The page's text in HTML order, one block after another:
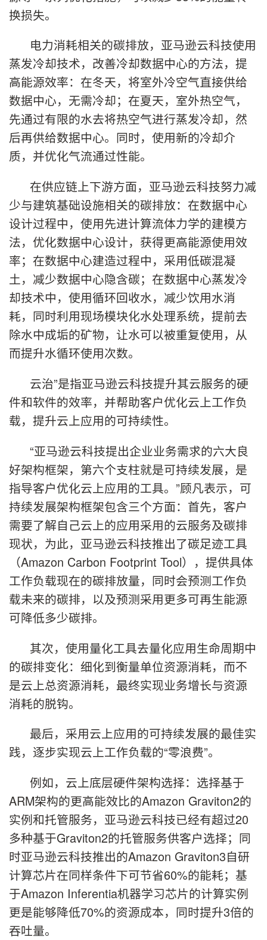
换损失。
电力消耗相关的碳排放，亚马逊云科技使用
蒸发冷却技术，改善冷却数据中心的方法，提
高能源效率：在冬天，将室外冷空气直接供给
数据中心，无需冷却；在夏天，室外热空气，
先通过有限的水去将热空气进行蒸发冷却，然
后再供给数据中心。同时，使用新的冷却介
质，并优化气流通过性能。
在供应链上下游方面，亚马逊云科技努力减
少与建筑基础设施相关的碳排放：在数据中心
设计过程中，使用先进计算流体力学的建模方
法，优化数据中心设计，获得更高能源使用效
率；在数据中心建造过程中，采用低碳混凝
土，减少数据中心隐含碳；在数据中心蒸发冷
却技术中，使用循环回收水，减少饮用水消
耗，同时利用现场模块化水处理系统，提前去
除水中成垢的矿物，让水可以被重复使用，从
而提升水循环使用次数。
云治”是指亚马逊云科技提升其云服务的硬
件和软件的效率，并帮助客户优化云上工作负
载，提升云上应用的可持续性。
“亚马逊云科技提出企业业务需求的六大良
好架构框架，第六个支柱就是可持续发展，是
指导客户优化云上应用的工具。”顾凡表示，可
持续发展架构框架包含三个方面：首先，客户
需要了解自己云上的应用采用的云服务及碳排
现状，为此，亚马逊云科技推出了碳足迹工具
（Amazon Carbon Footprint Tool），提供具体
工作负载现在的碳排放量，同时会预测工作负
载未来的碳排，以及预测采用更多可再生能源
可降低多少碳排。
其次，使用量化工具去量化应用生命周期中
的碳排变化：细化到衡量单位资源消耗，而不
是云上总资源消耗，最终实现业务增长与资源
消耗的脱钩。
最后，采用云上应用的可持续发展的最佳实
践，逐步实现云上工作负载的“零浪费”。
例如，云上底层硬件架构选择：选择基于
ARM架构的更高能效比的Amazon Graviton2的
实例和托管服务，亚马逊云科技已经有超过20
多种基于Graviton2的托管服务供客户选择；同
时亚马逊云科技推出的Amazon Graviton3自研
计算芯片在同样条件下可节省60%的能耗；基
于Amazon Inferentia机器学习芯片的计算实例
更是能够降低70%的资源成本，同时提升3倍的
吞吐量。